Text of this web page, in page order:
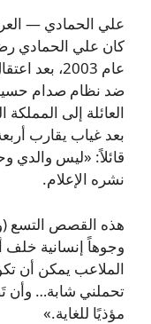
علي الحمادي —
كان علي الحمادي
عام 2003،
ضد نظام صدام
العائلة إلى
بعد غياب يقارب
قائلاً: «ليس والدي
نشره الإعلام.
هذه القصص التسع
وجوهاً إنسانية خلف
الملاعب يمكن أن
تحملني شابة… وأن
مؤذيًا للغاية.»